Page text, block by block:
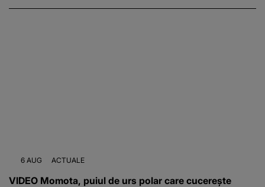
6 AUG ACTUALE
VIDEO Momota, puiul de urs polar care cucerește